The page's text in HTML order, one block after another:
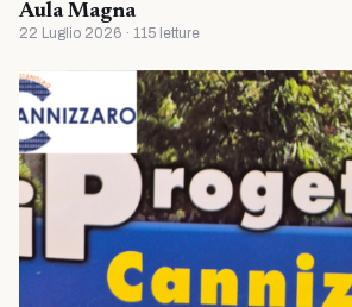
Aula Magna
22 Luglio 2026 · 115 letture